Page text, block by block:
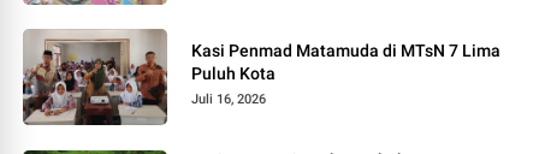
Kasi Penmad Matamuda di MTsN 7 Lima
Puluh Kota
Juli 16, 2026